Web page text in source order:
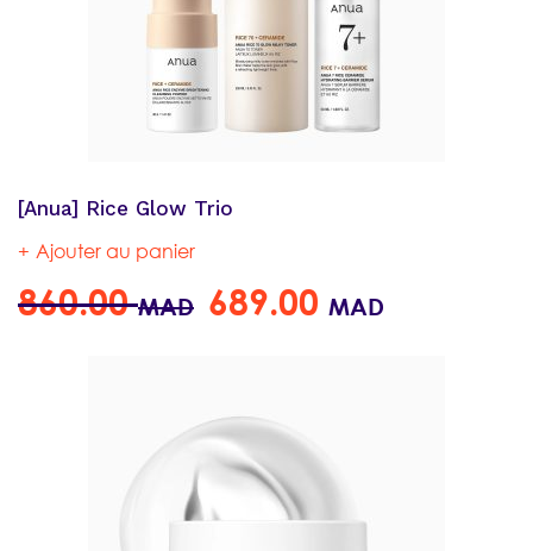
[Anua] Rice Glow Trio
Ajouter au panier
860.00MAD 689.00 MAD